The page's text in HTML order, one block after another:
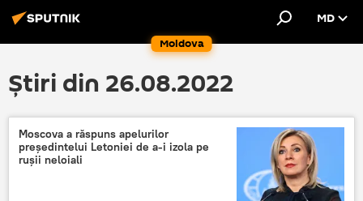
Moldova
MD
Știri din 26.08.2022
Moscova a răspuns apelurilor
președintelui Letoniei de a-i izola pe
rușii neloiali